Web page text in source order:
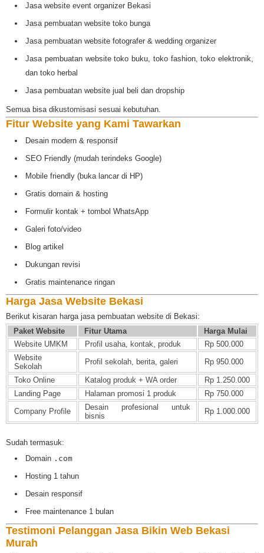
Jasa website event organizer Bekasi
Jasa pembuatan website toko bunga
Jasa pembuatan website fotografer & wedding organizer
Jasa pembuatan website toko buku, toko fashion, toko elektronik,
dan toko herbal
Jasa pembuatan website jual beli dan dropship
Semua bisa dikustomisasi sesuai kebutuhan.
Fitur Website yang Kami Tawarkan
Desain modern & responsif
SEO Friendly (mudah terindeks Google)
Mobile friendly (buka lancar di HP)
Gratis domain & hosting
Formulir kontak + tombol WhatsApp
Galeri foto/video
Blog artikel
Dukungan revisi
Gratis maintenance ringan
Harga Jasa Website Bekasi
Berikut kisaran harga jasa pembuatan website di Bekasi:
Paket Website
Fitur Utama
Harga Mulai
Website UMKM
Profil usaha, kontak, produk
Rp 500.000
Website
Sekolah
Profil sekolah, berita, galeri Rp 950.000
Toko Online Katalog produk + WA order
Rp 1.250.000
Landing Page
Halaman promosi 1 produk
Rp 750.000
Company Profile
Desain profesional untuk
bisnis
Rp 1.000.000
Sudah termasuk:
Domain .com
Hosting 1 tahun
Desain responsif
Free maintenance 1 bulan
Testimoni Pelanggan Jasa Bikin Web Bekasi
Murah